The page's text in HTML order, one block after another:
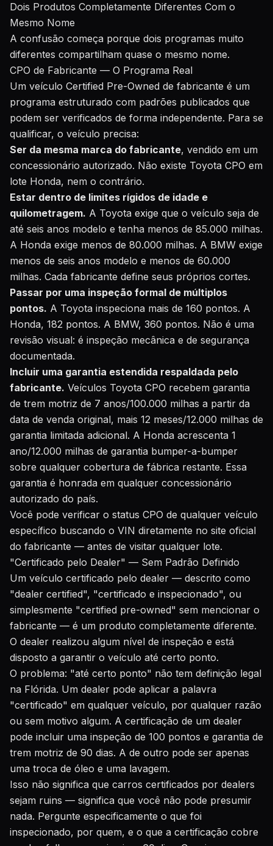
Dois Produtos Completamente Diferentes Com o
Mesmo Nome
A confusão começa porque dois programas muito
diferentes compartilham quase o mesmo nome.
CPO de Fabricante — O Programa Real
Um veículo Certified Pre-Owned de fabricante é um
programa estruturado com padrões publicados que
podem ser verificados de forma independente. Para se
qualificar, o veículo precisa:
Ser da mesma marca do fabricante, vendido em um
concessionário autorizado. Não existe Toyota CPO em
lote Honda, nem o contrário.
Estar dentro de limites rígidos de idade e
quilometragem. A Toyota exige que o veículo seja de
até seis anos modelo e tenha menos de 85.000 milhas.
A Honda exige menos de 80.000 milhas. A BMW exige
menos de seis anos modelo e menos de 60.000
milhas. Cada fabricante define seus próprios cortes.
Passar por uma inspeção formal de múltiplos
pontos. A Toyota inspeciona mais de 160 pontos. A
Honda, 182 pontos. A BMW, 360 pontos. Não é uma
revisão visual: é inspeção mecânica e de segurança
documentada.
Incluir uma garantia estendida respaldada pelo
fabricante. Veículos Toyota CPO recebem garantia
de trem motriz de 7 anos/100.000 milhas a partir da
data de venda original, mais 12 meses/12.000 milhas de
garantia limitada adicional. A Honda acrescenta 1
ano/12.000 milhas de garantia bumper-a-bumper
sobre qualquer cobertura de fábrica restante. Essa
garantia é honrada em qualquer concessionário
autorizado do país.
Você pode verificar o status CPO de qualquer veículo
específico buscando o VIN diretamente no site oficial
do fabricante — antes de visitar qualquer lote.
"Certificado pelo Dealer" — Sem Padrão Definido
Um veículo certificado pelo dealer — descrito como
"dealer certified", "certificado e inspecionado", ou
simplesmente "certified pre-owned" sem mencionar o
fabricante — é um produto completamente diferente.
O dealer realizou algum nível de inspeção e está
disposto a garantir o veículo até certo ponto.
O problema: "até certo ponto" não tem definição legal
na Flórida. Um dealer pode aplicar a palavra
"certificado" em qualquer veículo, por qualquer razão
ou sem motivo algum. A certificação de um dealer
pode incluir uma inspeção de 100 pontos e garantia de
trem motriz de 90 dias. A de outro pode ser apenas
uma troca de óleo e uma lavagem.
Isso não significa que carros certificados por dealers
sejam ruins — significa que você não pode presumir
nada. Pergunte especificamente o que foi
inspecionado, por quem, e o que a certificação cobre